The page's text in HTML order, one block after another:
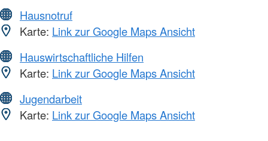
Hausnotruf
Karte: Link zur Google Maps Ansicht
Hauswirtschaftliche Hilfen
Karte: Link zur Google Maps Ansicht
Jugendarbeit
Karte: Link zur Google Maps Ansicht